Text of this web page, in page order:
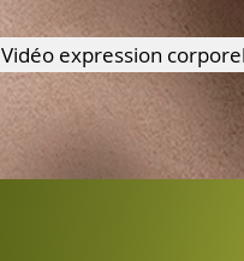
Vidéo expression